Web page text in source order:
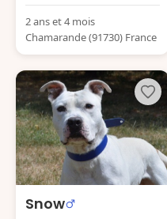
2 ans et 4 mois
Chamarande (91730) France
Snow